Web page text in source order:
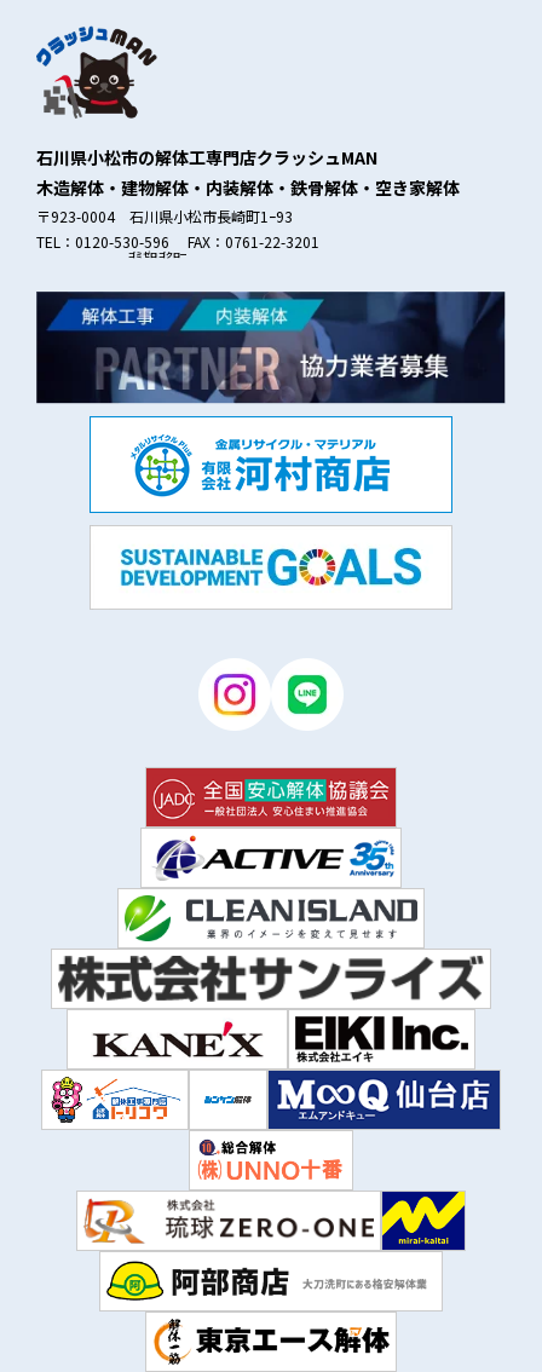
石川県小松市の解体工専門店クラッシュMAN
木造解体・建物解体・内装解体・鉄骨解体・空き家解体
〒923-0004 石川県小松市長崎町1ｰ93
TEL：0120-530-596 FAX：0761-22-3201
ゴミゼロゴクロー